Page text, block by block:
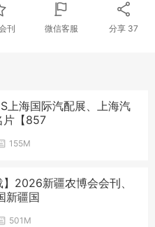
刊 微信客服 分享 37
上海国际汽配展、上海汽
片【857
155M
】2026新疆农博会会刊、
新疆国
501M